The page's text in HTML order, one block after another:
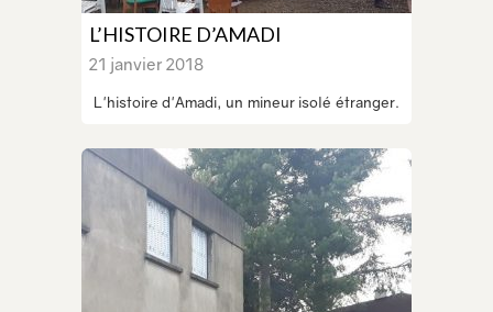
L’HISTOIRE D’AMADI
21 janvier 2018
L'histoire d'Amadi, un mineur isolé étranger.